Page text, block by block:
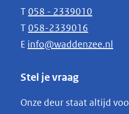
andere
website)
T 058 - 2339010
T 058-2339016
E info@waddenzee.nl
Stel je vraag
Onze deur staat altijd